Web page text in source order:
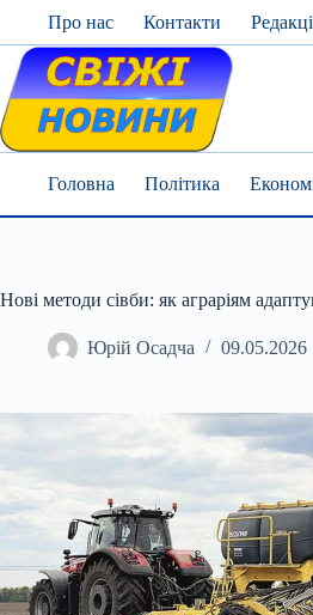
content
Про нас Контакти
Головна Політика
Нові методи сівби: як аграріям
Юрій Осадча 09.05.2026